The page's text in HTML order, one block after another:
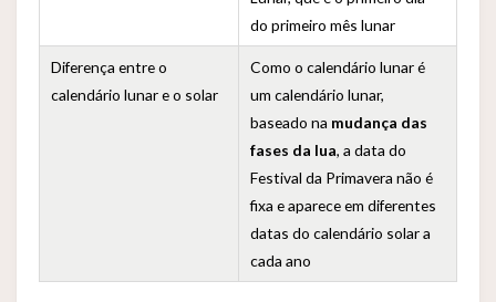
do primeiro mês lunar
Diferença entre o
calendário lunar e o solar
Como o calendário lunar é
um calendário lunar,
baseado na mudança das
fases da lua, a data do
Festival da Primavera não é
fixa e aparece em diferentes
datas do calendário solar a
cada ano